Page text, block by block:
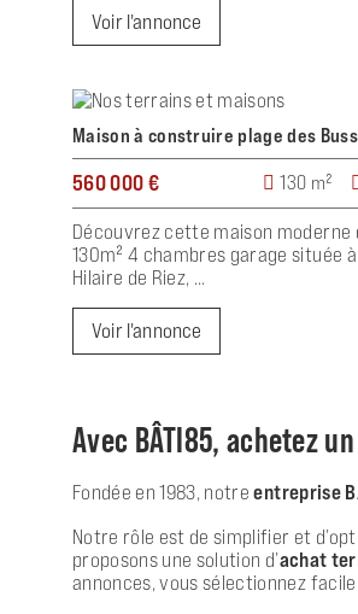
Voir l'annonce
Maison à construire plage des
560 000 € 130 m²
Découvrez cette maison moderne
130m² 4 chambres garage située
Hilaire de Riez, ...
Voir l'annonce
Avec BÂTI85, achetez
Fondée en 1983, notreentreprise
Notre rôle est de simplifier et
proposons une solution d’achat
annonces, vous sélectionnez